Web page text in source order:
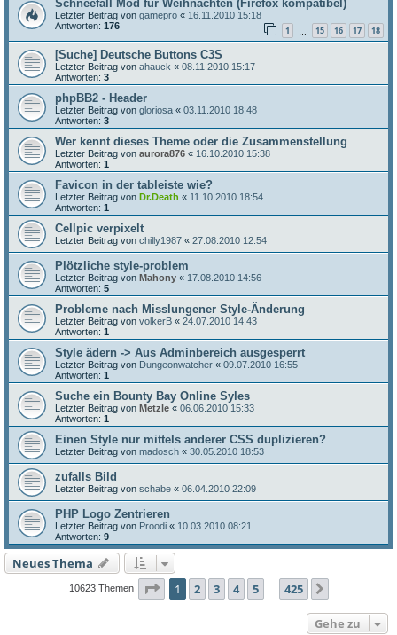
Schneefall Mod für Weihnachten (Firefox kompatibel)
Letzter Beitrag von gamepro « 16.11.2010 15:18
Antworten: 176 1 15 16 17 18
[Suche] Deutsche Buttons C3S
Letzter Beitrag von ahauck « 08.11.2010 15:17
Antworten: 3
phpBB2 - Header
Letzter Beitrag von gloriosa « 03.11.2010 18:48
Antworten: 3
Wer kennt dieses Theme oder die Zusammenstellung
Letzter Beitrag von aurora876 « 16.10.2010 15:38
Antworten: 1
Favicon in der tableiste wie?
Letzter Beitrag von Dr.Death « 11.10.2010 18:54
Antworten: 1
Cellpic verpixelt
Letzter Beitrag von chilly1987 « 27.08.2010 12:54
Plötzliche style-problem
Letzter Beitrag von Mahony « 17.08.2010 14:56
Antworten: 5
Probleme nach Misslungener Style-Änderung
Letzter Beitrag von volkerB « 24.07.2010 14:43
Antworten: 1
Style ädern -> Aus Adminbereich ausgesperrt
Letzter Beitrag von Dungeonwatcher « 09.07.2010 16:55
Antworten: 1
Suche ein Bounty Bay Online Syles
Letzter Beitrag von Metzle « 06.06.2010 15:33
Antworten: 1
Einen Style nur mittels anderer CSS duplizieren?
Letzter Beitrag von madosch « 30.05.2010 18:53
zufalls Bild
Letzter Beitrag von schabe « 06.04.2010 22:09
PHP Logo Zentrieren
Letzter Beitrag von Proodi « 10.03.2010 08:21
Antworten: 9
Neues Thema
10623 Themen Seite 1von 425
1 2 3 4 5 425
Gehe zu